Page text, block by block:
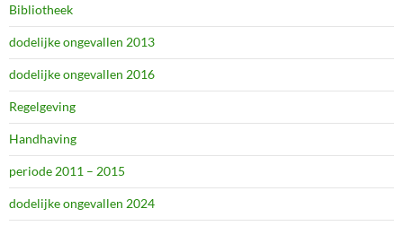
Bibliotheek
dodelijke ongevallen 2013
dodelijke ongevallen 2016
Regelgeving
Handhaving
periode 2011 – 2015
dodelijke ongevallen 2024